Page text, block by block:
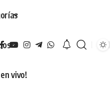
vivo!